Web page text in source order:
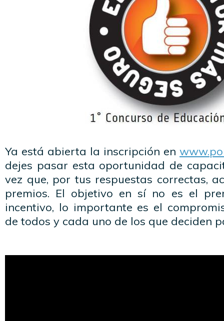
Ya está abierta la inscripción en
dejes pasar esta oportunidad de
vez que, por tus respuestas correctas,
premios. El objetivo en sí no es el
incentivo, lo importante es el
de todos y cada uno de los que deciden